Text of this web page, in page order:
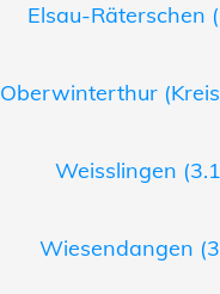
Elsau-Räterschen
Oberwinterthur
Weisslingen
Wiesendangen